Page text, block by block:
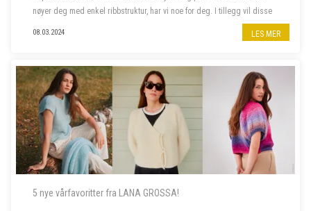
nøyer deg med enkel ribbstruktur, har vi noe for deg. I tillegg vil disse
08.03.2024 LES MER
5 nye vårfavoritter fra LANA GROSSA!